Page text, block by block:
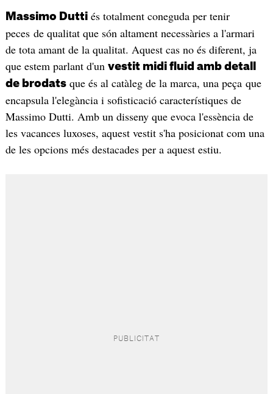
Massimo Duttiés totalment coneguda per tenir
peces de qualitat que són altament necessàries a l'armari
de tota amant de la qualitat. Aquest cas no és diferent, ja
que estem parlant d'un vestit midi fluid amb detall
de brodatsque és al catàleg de la marca, una peça que
encapsula l'elegància i sofisticació característiques de
Massimo Dutti. Amb un disseny que evoca l'essència de
les vacances luxoses, aquest vestit s'ha posicionat com una
de les opcions més destacades per a aquest estiu.